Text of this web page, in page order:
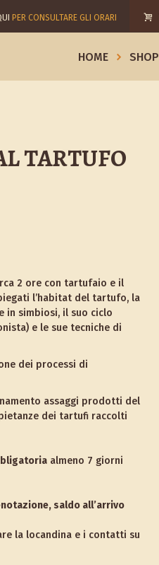
PER CONSULTARE GLI ORARI
HOME SHOP
TARTUFO
2 ore con tartufaio e il
l’habitat del tartufo, la
in simbiosi, il suo ciclo
e le sue tecniche di
dei processi di
assaggi prodotti del
dei tartufi raccolti
almeno 7 giorni
saldo all’arrivo
la locandina e i contatti su